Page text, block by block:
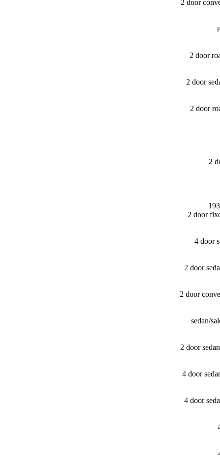
2 door
2 door
2 door
2 door
2
2 door
4 door
2 door
2 door
sedan/​
2 door
4 door
4 door